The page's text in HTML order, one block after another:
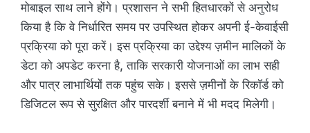
मोबाइल साथ लाने होंगे। प्रशासन ने सभी हितधारकों से अनुरोध
किया है कि वे निर्धारित समय पर उपस्थित होकर अपनी ई-केवाईसी
प्रक्रिया को पूरा करें। इस प्रक्रिया का उद्देश्य ज़मीन मालिकों के
डेटा को अपडेट करना है, ताकि सरकारी योजनाओं का लाभ सही
और पात्र लाभार्थियों तक पहुंच सके। इससे ज़मीनों के रिकॉर्ड को
डिजिटल रूप से सुरक्षित और पारदर्शी बनाने में भी मदद मिलेगी।